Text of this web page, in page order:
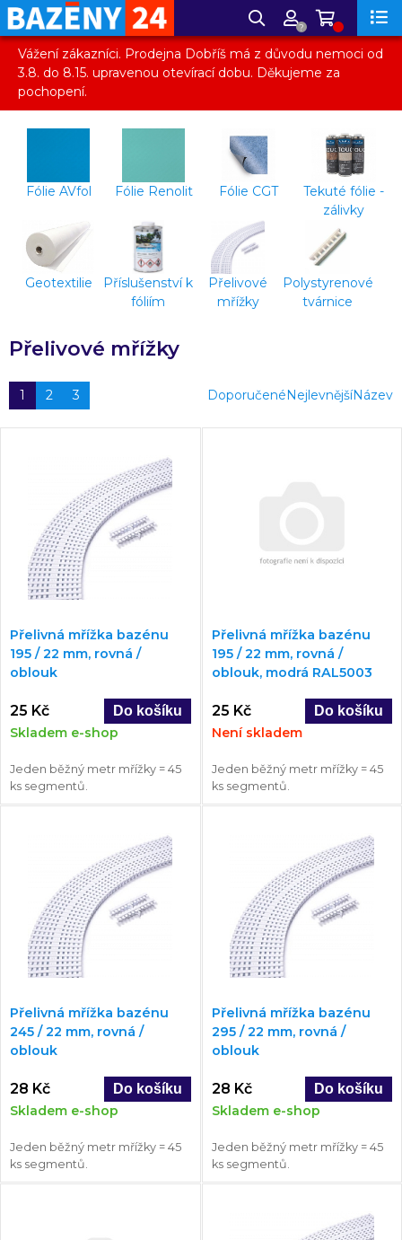
?
Vážení zákazníci. Prodejna Dobříš má z důvodu nemoci od
3.8. do 8.15. upravenou otevírací dobu. Děkujeme za
pochopení.
Fólie AVfol Fólie Renolit Fólie CGT
Tekuté fólie -
zálivky
Geotextilie
Příslušenství k
fóliím
Přelivové
mřížky
Polystyrenové
tvárnice
Přelivové mřížky
1 2 3 DoporučenéNejlevnějšíNázev
Přelivná mřížka bazénu
195 / 22 mm, rovná /
oblouk
25 Kč
Skladem e-shop
Jeden běžný metr mřížky = 45
ks segmentů.
Přelivná mřížka bazénu
195 / 22 mm, rovná /
oblouk, modrá RAL5003
25 Kč
Není skladem
Jeden běžný metr mřížky = 45
ks segmentů.
Přelivná mřížka bazénu
245 / 22 mm, rovná /
oblouk
28 Kč
Skladem e-shop
Jeden běžný metr mřížky = 45
ks segmentů.
Přelivná mřížka bazénu
295 / 22 mm, rovná /
oblouk
28 Kč
Skladem e-shop
Jeden běžný metr mřížky = 45
ks segmentů.